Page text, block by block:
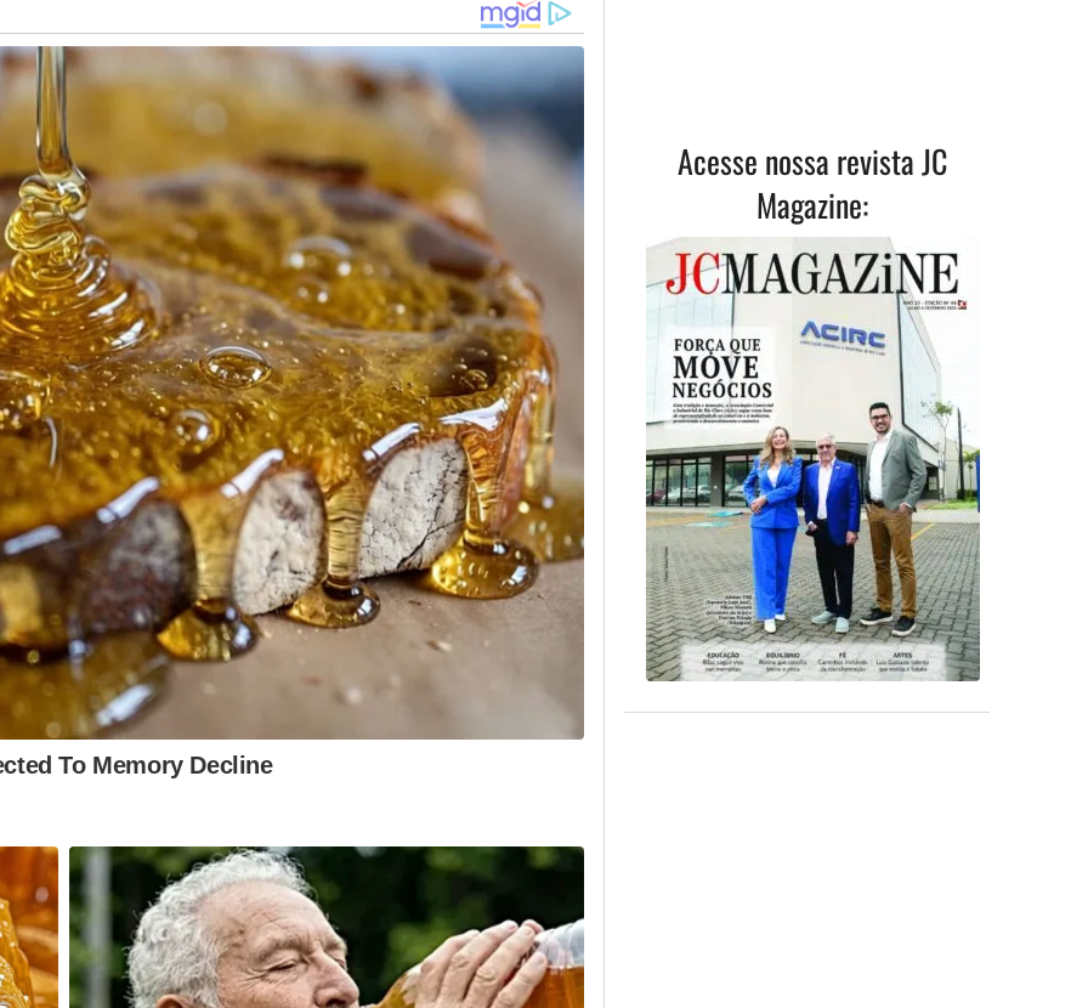
informação de qualidade e credibilidade. Apoie o jornalismo
YouTube Assine
Acesse nossa revista JC
Magazine: